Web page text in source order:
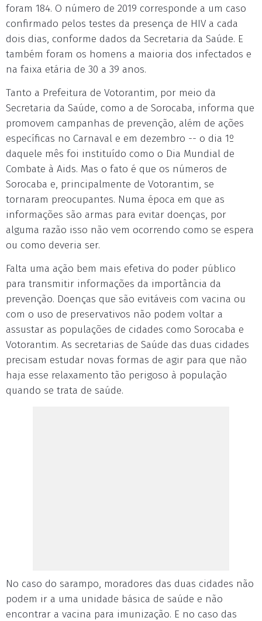
foram 184. O número de 2019 corresponde a um caso
confirmado pelos testes da presença de HIV a cada
dois dias, conforme dados da Secretaria da Saúde. E
também foram os homens a maioria dos infectados e
na faixa etária de 30 a 39 anos.
Tanto a Prefeitura de Votorantim, por meio da
Secretaria da Saúde, como a de Sorocaba, informa que
promovem campanhas de prevenção, além de ações
específicas no Carnaval e em dezembro -- o dia 1º
daquele mês foi instituído como o Dia Mundial de
Combate à Aids. Mas o fato é que os números de
Sorocaba e, principalmente de Votorantim, se
tornaram preocupantes. Numa época em que as
informações são armas para evitar doenças, por
alguma razão isso não vem ocorrendo como se espera
ou como deveria ser.
Falta uma ação bem mais efetiva do poder público
para transmitir informações da importância da
prevenção. Doenças que são evitáveis com vacina ou
com o uso de preservativos não podem voltar a
assustar as populações de cidades como Sorocaba e
Votorantim. As secretarias de Saúde das duas cidades
precisam estudar novas formas de agir para que não
haja esse relaxamento tão perigoso à população
quando se trata de saúde.
No caso do sarampo, moradores das duas cidades não
podem ir a uma unidade básica de saúde e não
encontrar a vacina para imunização. E no caso das